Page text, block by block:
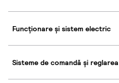
Funcționare și sistem electric
Sisteme de comandă și